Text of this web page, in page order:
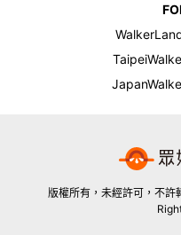
版權所有，未經許可，不